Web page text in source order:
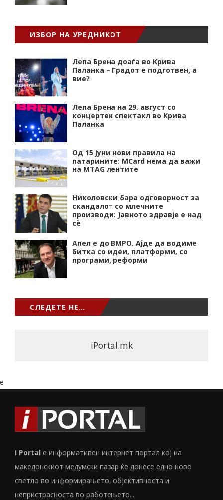
ИЗБОР НА УРЕДНИКОТ
Лепа Брена доаѓа во Крива
Паланка – Градот е подготвен, а
вие?
Лепа Брена на 29. август со
концертен спектакл во Крива
Паланка
Од 15 јуни нови правила на
патарините: MCard нема да важи
на MTAG лентите
Николовски бара одговорност за
скандалот со млечните
производи: Јавното здравје е над
сѐ
Апел е до ВМРО. Ајде да водиме
битка со идеи, платформи, со
програми, реформи
СЛЕДЕТЕ НЕ…
iPortal.mk
e
I Portal е информативен интернет портал кој на
македонскиот медумски пазар ќе донесе едно ново
светло во информирањето, објективноста и
непристрасноста во работењето...